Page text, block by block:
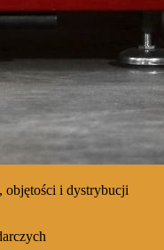
objętości i dystrybucji